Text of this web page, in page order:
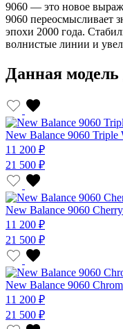
9060 — это новое
9060 переосмысливает
эпохи 2000 года.
волнистые линии и
Данная модель
New Balance 9060 Triple
11 200 ₽
21 500 ₽
New Balance 9060
11 200 ₽
21 500 ₽
New Balance 9060
11 200 ₽
21 500 ₽